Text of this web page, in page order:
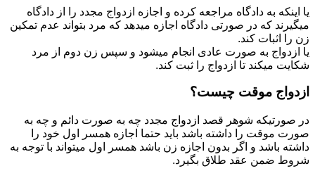
یا اینکه به دادگاه مراجعه کرده و اجازه ازدواج مجدد را از دادگاه
میگیرند که در صورتی دادگاه اجازه میدهد که مرد بتواند عدم تمکین
زن را اثبات کند.
یا ازدواج به صورت عادی انجام میشود و سپس زن دوم از مرد
شکایت میکند تا ازدواج را ثبت کند.
ازدواج موقت چیست؟
در صورتیکه شوهر قصد ازدواج مجدد چه به صورت دائم و چه به
صورت موقت را داشته باشد باید حتما اجازه همسر اول خود را
داشته باشد و اگر بدون اجازه زن باشد همسر اول میتواند با توجه به
شروط ضمن عقد طلاق بگیرد.